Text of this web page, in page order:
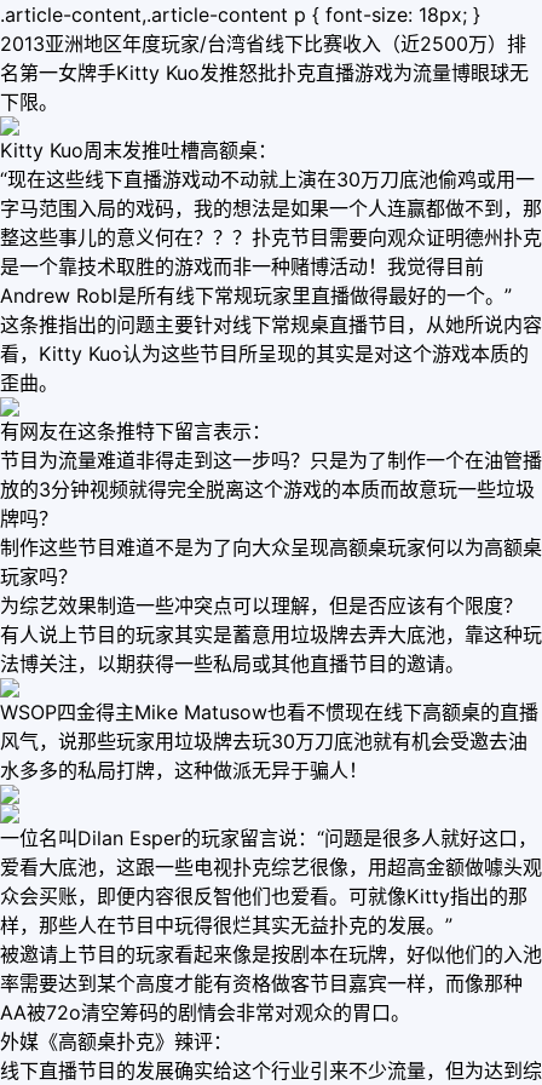
.article-content,.article-content p { font-size: 18px; }
2013亚洲地区年度玩家/台湾省线下比赛收入（近2500万）排
名第一女牌手Kitty Kuo发推怒批扑克直播游戏为流量博眼球无
下限。
Kitty Kuo周末发推吐槽高额桌：
“现在这些线下直播游戏动不动就上演在30万刀底池偷鸡或用一
字马范围入局的戏码，我的想法是如果一个人连赢都做不到，那
整这些事儿的意义何在？？？扑克节目需要向观众证明德州扑克
是一个靠技术取胜的游戏而非一种赌博活动！我觉得目前
Andrew Robl是所有线下常规玩家里直播做得最好的一个。”
这条推指出的问题主要针对线下常规桌直播节目，从她所说内容
看，Kitty Kuo认为这些节目所呈现的其实是对这个游戏本质的
歪曲。
有网友在这条推特下留言表示：
节目为流量难道非得走到这一步吗？只是为了制作一个在油管播
放的3分钟视频就得完全脱离这个游戏的本质而故意玩一些垃圾
牌吗？
制作这些节目难道不是为了向大众呈现高额桌玩家何以为高额桌
玩家吗？
为综艺效果制造一些冲突点可以理解，但是否应该有个限度？
有人说上节目的玩家其实是蓄意用垃圾牌去弄大底池，靠这种玩
法博关注，以期获得一些私局或其他直播节目的邀请。
WSOP四金得主Mike Matusow也看不惯现在线下高额桌的直播
风气，说那些玩家用垃圾牌去玩30万刀底池就有机会受邀去油
水多多的私局打牌，这种做派无异于骗人！
一位名叫Dilan Esper的玩家留言说：“问题是很多人就好这口，
爱看大底池，这跟一些电视扑克综艺很像，用超高金额做噱头观
众会买账，即便内容很反智他们也爱看。可就像Kitty指出的那
样，那些人在节目中玩得很烂其实无益扑克的发展。”
被邀请上节目的玩家看起来像是按剧本在玩牌，好似他们的入池
率需要达到某个高度才能有资格做客节目嘉宾一样，而像那种
AA被72o清空筹码的剧情会非常对观众的胃口。
外媒《高额桌扑克》辣评：
线下直播节目的发展确实给这个行业引来不少流量，但为达到综